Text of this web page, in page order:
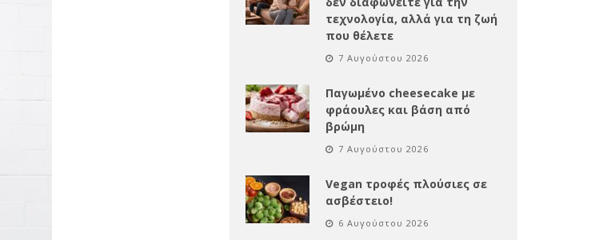
τεχνολογία, αλλά για τη ζωή
που θέλετε
7 Αυγούστου 2026
Παγωμένο cheesecake με
φράουλες και βάση από
βρώμη
7 Αυγούστου 2026
Vegan τροφές πλούσιες σε
ασβέστειο!
6 Αυγούστου 2026